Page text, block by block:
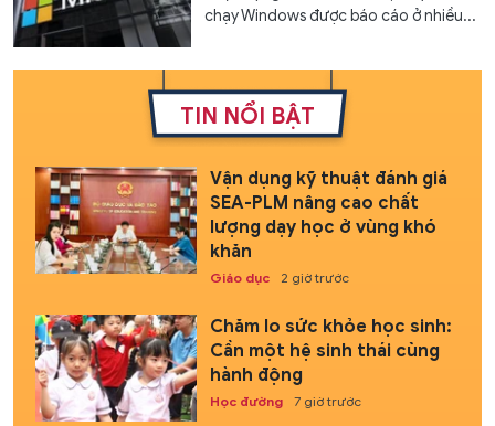
chạy Windows được báo cáo ở nhiều...
TIN NỔI BẬT
Vận dụng kỹ thuật đánh giá
SEA-PLM nâng cao chất
lượng dạy học ở vùng khó
khăn
Giáo dục 2 giờ trước
Chăm lo sức khỏe học sinh:
Cần một hệ sinh thái cùng
hành động
Học đường 7 giờ trước